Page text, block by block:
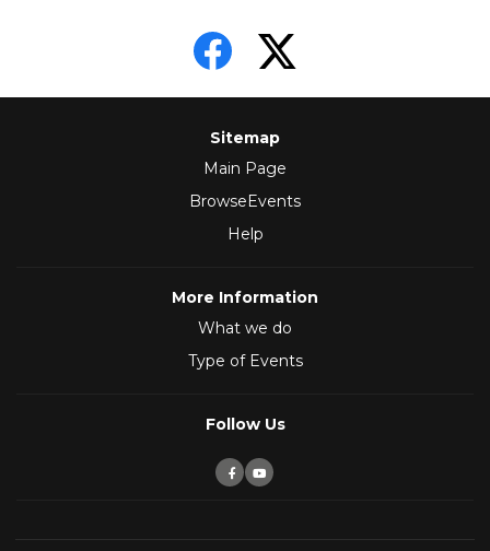
Sitemap
Main Page
BrowseEvents
Help
More Information
What we do
Type of Events
Follow Us